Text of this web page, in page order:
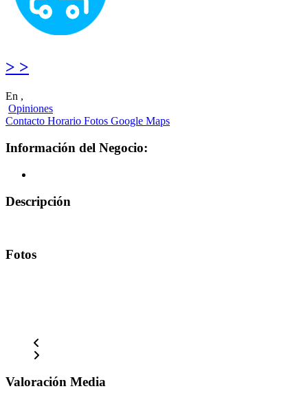
> >
En ,
Opiniones
Contacto Horario Fotos Google Maps
Información del Negocio:
Descripción
Fotos
Valoración Media